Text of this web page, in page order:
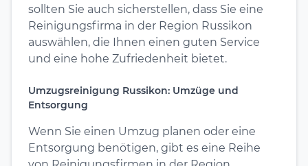
sollten Sie auch sicherstellen, dass Sie eine
Reinigungsfirma in der Region Russikon
auswählen, die Ihnen einen guten Service
und eine hohe Zufriedenheit bietet.
Umzugsreinigung Russikon: Umzüge und
Entsorgung
Wenn Sie einen Umzug planen oder eine
Entsorgung benötigen, gibt es eine Reihe